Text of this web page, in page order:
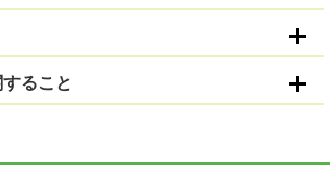
ること